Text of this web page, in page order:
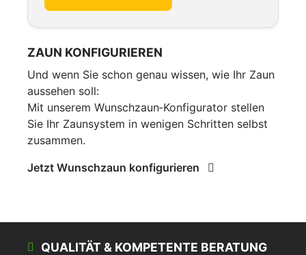
ZAUN KONFIGURIEREN
Und wenn Sie schon genau wissen, wie Ihr Zaun
aussehen soll:
Mit unserem Wunschzaun‑Konfigurator stellen
Sie Ihr Zaunsystem in wenigen Schritten selbst
zusammen.
Jetzt Wunschzaun konfigurieren
QUALITÄT & KOMPETENTE BERATUNG